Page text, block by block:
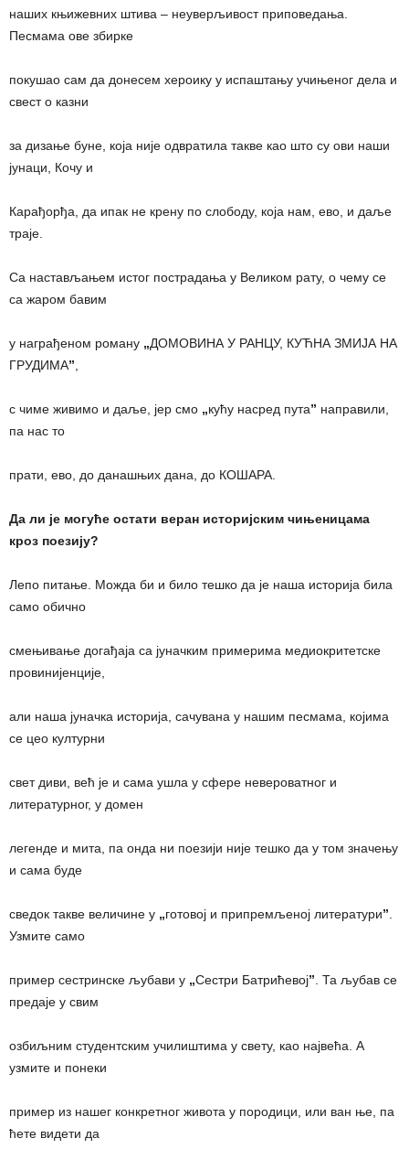
наших књижевних штива – неуверљивост приповедања.
Песмама ове збирке
покушао сам да донесем хероику у испаштању учињеног дела и
свест о казни
за дизање буне, која није одвратила такве као што су ови наши
јунаци, Кочу и
Карађорђа, да ипак не крену по слободу, која нам, ево, и даље
траје.
Са настављањем истог пострадања у Великом рату, о чему се
са жаром бавим
у награђеном роману „ДОМОВИНА У РАНЦУ, КУЋНА ЗМИЈА НА
ГРУДИМА”,
с чиме живимо и даље, јер смо „кућу насред пута” направили,
па нас то
прати, ево, до данашњих дана, до КОШАРА.
Да ли је могуће остати веран историјским чињеницама
кроз поезију?
Лепо питање. Можда би и било тешко да је наша историја била
само обично
смењивање догађаја са јуначким примерима медиокритетске
провинијенције,
али наша јуначка историја, сачувана у нашим песмама, којима
се цео културни
свет диви, већ је и сама ушла у сфере невероватног и
литературног, у домен
легенде и мита, па онда ни поезији није тешко да у том значењу
и сама буде
сведок такве величине у „готовој и припремљеној литератури”.
Узмите само
пример сестринске љубави у „Сестри Батрићевој”. Та љубав се
предаје у свим
озбиљним студентским училиштима у свету, као највећа. А
узмите и понеки
пример из нашег конкретног живота у породици, или ван ње, па
ћете видети да